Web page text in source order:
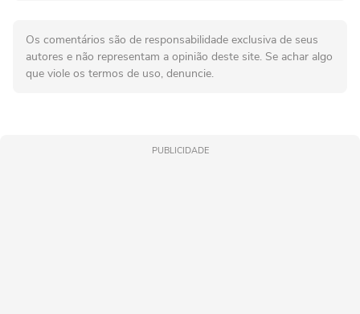
Os comentários são de responsabilidade exclusiva de seus
autores e não representam a opinião deste site. Se achar algo
que viole os termos de uso, denuncie.
PUBLICIDADE